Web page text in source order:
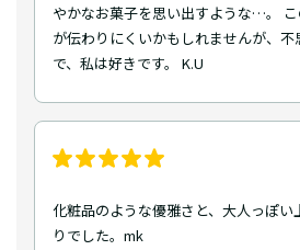
やかなお菓子を思い出すような…。
が伝わりにくいかもしれませんが、
で、私は好きです。 K.U
化粧品のような優雅さと、大人っぽ
りでした。mk